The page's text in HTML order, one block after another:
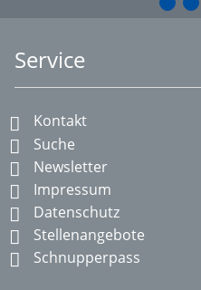
Service
Kontakt
Suche
Newsletter
Impressum
Datenschutz
Stellenangebote
Schnupperpass